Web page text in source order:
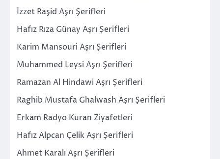
İzzet Raşid Aşrı Şerifleri
Hafız Rıza Günay Aşrı Şerifleri
Karim Mansouri Aşrı Şerifleri
Muhammed Leysi Aşrı Şerifleri
Ramazan Al Hindawi Aşrı Şerifleri
Raghib Mustafa Ghalwash Aşrı Şerifleri
Erkam Radyo Kuran Ziyafetleri
Hafız Alpcan Çelik Aşrı Şerifleri
Ahmet Karalı Aşrı Şerifleri